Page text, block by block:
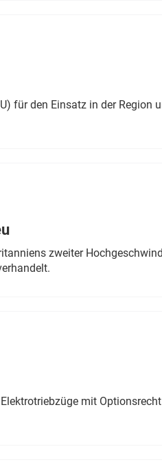
für den Einsatz in der Region
zweiter
mit